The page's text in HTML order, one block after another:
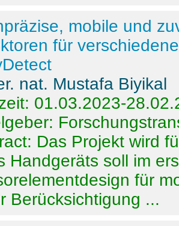
mobile und
für
nat. Mustafa Biyikal
01.03.2023-
Das Projekt wird
Handgeräts soll im
für
Berücksichtigung ...